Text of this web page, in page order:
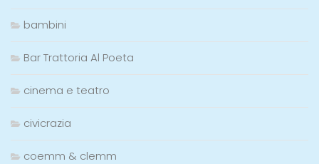
bambini
Bar Trattoria Al Poeta
cinema e teatro
civicrazia
coemm & clemm